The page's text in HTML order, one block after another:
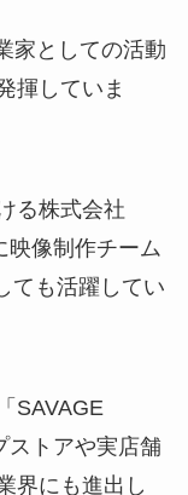
家としての活動
揮していま
る株式会社
映像制作チーム
ても活躍してい
SAVAGE
ストアや実店舗
界にも進出し